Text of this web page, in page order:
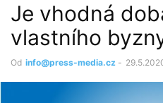
Je vhodná
vlastního
Od info@press-media.cz -